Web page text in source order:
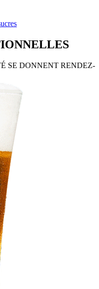
SE DONNENT RENDEZ-